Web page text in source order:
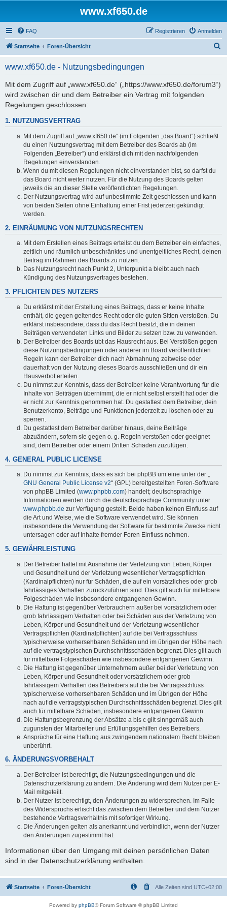
www.xf650.de
FAQ Anmelden
Registrieren
Startseite Foren-Übersicht
www.xf650.de - Nutzungsbedingungen
Mit dem Zugriff auf „www.xf650.de“ („https://www.xf650.de/forum3“)
wird zwischen dir und dem Betreiber ein Vertrag mit folgenden
Regelungen geschlossen:
1. NUTZUNGSVERTRAG
Mit dem Zugriff auf „www.xf650.de“ (im Folgenden „das Board“) schließt
du einen Nutzungsvertrag mit dem Betreiber des Boards ab (im
Folgenden „Betreiber“) und erklärst dich mit den nachfolgenden
Regelungen einverstanden.
Wenn du mit diesen Regelungen nicht einverstanden bist, so darfst du
das Board nicht weiter nutzen. Für die Nutzung des Boards gelten
jeweils die an dieser Stelle veröffentlichten Regelungen.
Der Nutzungsvertrag wird auf unbestimmte Zeit geschlossen und kann
von beiden Seiten ohne Einhaltung einer Frist jederzeit gekündigt
werden.
2. EINRÄUMUNG VON NUTZUNGSRECHTEN
Mit dem Erstellen eines Beitrags erteilst du dem Betreiber ein einfaches,
zeitlich und räumlich unbeschränktes und unentgeltliches Recht, deinen
Beitrag im Rahmen des Boards zu nutzen.
Das Nutzungsrecht nach Punkt 2, Unterpunkt a bleibt auch nach
Kündigung des Nutzungsvertrages bestehen.
3. PFLICHTEN DES NUTZERS
Du erklärst mit der Erstellung eines Beitrags, dass er keine Inhalte
enthält, die gegen geltendes Recht oder die guten Sitten verstoßen. Du
erklärst insbesondere, dass du das Recht besitzt, die in deinen
Beiträgen verwendeten Links und Bilder zu setzen bzw. zu verwenden.
Der Betreiber des Boards übt das Hausrecht aus. Bei Verstößen gegen
diese Nutzungsbedingungen oder anderer im Board veröffentlichten
Regeln kann der Betreiber dich nach Abmahnung zeitweise oder
dauerhaft von der Nutzung dieses Boards ausschließen und dir ein
Hausverbot erteilen.
Du nimmst zur Kenntnis, dass der Betreiber keine Verantwortung für die
Inhalte von Beiträgen übernimmt, die er nicht selbst erstellt hat oder die
er nicht zur Kenntnis genommen hat. Du gestattest dem Betreiber, dein
Benutzerkonto, Beiträge und Funktionen jederzeit zu löschen oder zu
sperren.
Du gestattest dem Betreiber darüber hinaus, deine Beiträge
abzuändern, sofern sie gegen o. g. Regeln verstoßen oder geeignet
sind, dem Betreiber oder einem Dritten Schaden zuzufügen.
4. GENERAL PUBLIC LICENSE
Du nimmst zur Kenntnis, dass es sich bei phpBB um eine unter der „
GNU General Public License v2“ (GPL) bereitgestellten Foren-Software
von phpBB Limited (www.phpbb.com) handelt; deutschsprachige
Informationen werden durch die deutschsprachige Community unter
www.phpbb.de zur Verfügung gestellt. Beide haben keinen Einfluss auf
die Art und Weise, wie die Software verwendet wird. Sie können
insbesondere die Verwendung der Software für bestimmte Zwecke nicht
untersagen oder auf Inhalte fremder Foren Einfluss nehmen.
5. GEWÄHRLEISTUNG
Der Betreiber haftet mit Ausnahme der Verletzung von Leben, Körper
und Gesundheit und der Verletzung wesentlicher Vertragspflichten
(Kardinalpflichten) nur für Schäden, die auf ein vorsätzliches oder grob
fahrlässiges Verhalten zurückzuführen sind. Dies gilt auch für mittelbare
Folgeschäden wie insbesondere entgangenen Gewinn.
Die Haftung ist gegenüber Verbrauchern außer bei vorsätzlichem oder
grob fahrlässigem Verhalten oder bei Schäden aus der Verletzung von
Leben, Körper und Gesundheit und der Verletzung wesentlicher
Vertragspflichten (Kardinalpflichten) auf die bei Vertragsschluss
typischerweise vorhersehbaren Schäden und im übrigen der Höhe nach
auf die vertragstypischen Durchschnittsschäden begrenzt. Dies gilt auch
für mittelbare Folgeschäden wie insbesondere entgangenen Gewinn.
Die Haftung ist gegenüber Unternehmern außer bei der Verletzung von
Leben, Körper und Gesundheit oder vorsätzlichem oder grob
fahrlässigem Verhalten des Betreibers auf die bei Vertragsschluss
typischerweise vorhersehbaren Schäden und im Übrigen der Höhe
nach auf die vertragstypischen Durchschnittsschäden begrenzt. Dies gilt
auch für mittelbare Schäden, insbesondere entgangenen Gewinn.
Die Haftungsbegrenzung der Absätze a bis c gilt sinngemäß auch
zugunsten der Mitarbeiter und Erfüllungsgehilfen des Betreibers.
Ansprüche für eine Haftung aus zwingendem nationalem Recht bleiben
unberührt.
6. ÄNDERUNGSVORBEHALT
Der Betreiber ist berechtigt, die Nutzungsbedingungen und die
Datenschutzerklärung zu ändern. Die Änderung wird dem Nutzer per E-
Mail mitgeteilt.
Der Nutzer ist berechtigt, den Änderungen zu widersprechen. Im Falle
des Widerspruchs erlischt das zwischen dem Betreiber und dem Nutzer
bestehende Vertragsverhältnis mit sofortiger Wirkung.
Die Änderungen gelten als anerkannt und verbindlich, wenn der Nutzer
den Änderungen zugestimmt hat.
Informationen über den Umgang mit deinen persönlichen Daten
sind in der Datenschutzerklärung enthalten.
Startseite Foren-Übersicht Alle Zeiten sind UTC+02:00
Powered by phpBB® Forum Software © phpBB Limited